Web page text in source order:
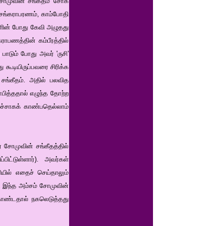
காம்போதி
போது கேவி அழுதது
கம்பீரத்தில்
போது அவர் 'ருசி'
சிரிக்க
அதில் பலவித
எழுந்த தோற்ற
காண்பதெல்லாம்
சோமுவின் சங்கீதத்தில்
அவர்கள்
எதைச் செய்தாலும்
இந்த அம்சம் சோமுவின்
நகலெடுத்தது